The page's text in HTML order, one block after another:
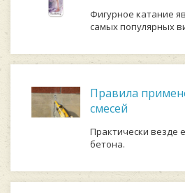
Фигурное катание
самых популярных
Правила
смесей
Практически везде
бетона.